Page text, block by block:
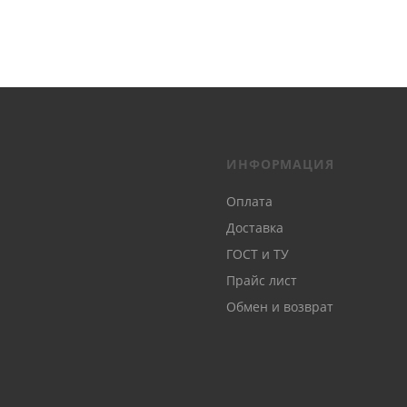
ИНФОРМАЦИЯ
Оплата
Доставка
ГОСТ и ТУ
Прайс лист
Обмен и возврат